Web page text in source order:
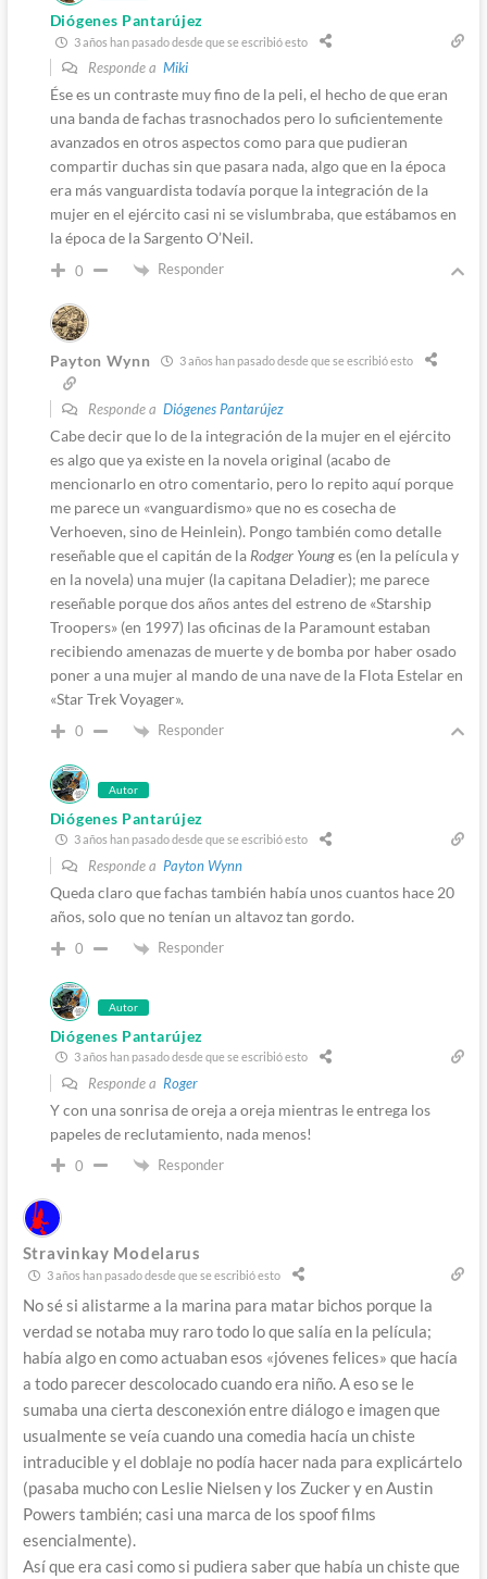
Diógenes Pantarújez
3 años han pasado desde que se escribió esto
Responde a Miki
Ése es un contraste muy fino de la peli, el hecho de que eran
una banda de fachas trasnochados pero lo suficientemente
avanzados en otros aspectos como para que pudieran
compartir duchas sin que pasara nada, algo que en la época
era más vanguardista todavía porque la integración de la
mujer en el ejército casi ni se vislumbraba, que estábamos en
la época de la Sargento O’Neil.
0 Responder
Payton Wynn 3 años han pasado desde que se escribió esto
Responde a Diógenes Pantarújez
Cabe decir que lo de la integración de la mujer en el ejército
es algo que ya existe en la novela original (acabo de
mencionarlo en otro comentario, pero lo repito aquí porque
me parece un «vanguardismo» que no es cosecha de
Verhoeven, sino de Heinlein). Pongo también como detalle
reseñable que el capitán de la Rodger Younges (en la película y
en la novela) una mujer (la capitana Deladier); me parece
reseñable porque dos años antes del estreno de «Starship
Troopers» (en 1997) las oficinas de la Paramount estaban
recibiendo amenazas de muerte y de bomba por haber osado
poner a una mujer al mando de una nave de la Flota Estelar en
«Star Trek Voyager».
0 Responder
Autor
Diógenes Pantarújez
3 años han pasado desde que se escribió esto
Responde a Payton Wynn
Queda claro que fachas también había unos cuantos hace 20
años, solo que no tenían un altavoz tan gordo.
0 Responder
Autor
Diógenes Pantarújez
3 años han pasado desde que se escribió esto
Responde a Roger
Y con una sonrisa de oreja a oreja mientras le entrega los
papeles de reclutamiento, nada menos!
0 Responder
Stravinkay Modelarus
3 años han pasado desde que se escribió esto
No sé si alistarme a la marina para matar bichos porque la
verdad se notaba muy raro todo lo que salía en la película;
había algo en como actuaban esos «jóvenes felices» que hacía
a todo parecer descolocado cuando era niño. A eso se le
sumaba una cierta desconexión entre diálogo e imagen que
usualmente se veía cuando una comedia hacía un chiste
intraducible y el doblaje no podía hacer nada para explicártelo
(pasaba mucho con Leslie Nielsen y los Zucker y en Austin
Powers también; casi una marca de los spoof films
esencialmente).
Así que era casi como si pudiera saber que había un chiste que